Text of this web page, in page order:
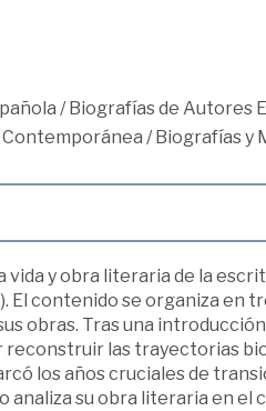
/Biografías de Autores
Contemporánea /Biografías y
y obra literaria de la
El contenido se organiza en
obras. Tras una
las trayectorias
los años cruciales de
analiza su obra literaria en el